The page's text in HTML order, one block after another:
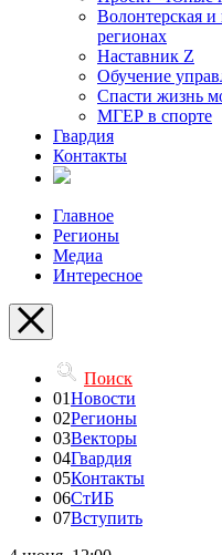
Волонтерская
регионах
Наставник Z
Обучение
Спасти жизнь
МГЕР в спорте
Гвардия
Контакты
Главное
Регионы
Медиа
Интересное
Поиск
01Новости
02Регионы
03Векторы
04Гвардия
05Контакты
06СтИБ
07Вступить